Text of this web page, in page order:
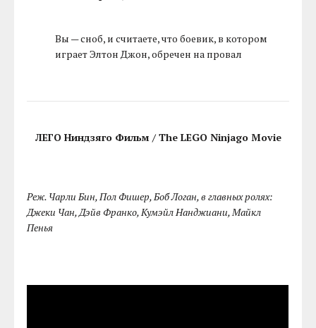
Вы — сноб, и считаете, что боевик, в котором
играет Элтон Джон, обречен на провал
ЛЕГО Ниндзяго Фильм / The LEGO Ninjago Movie
Реж. Чарли Бин, Пол Фишер, Боб Логан, в главных ролях:
Джеки Чан, Дэйв Франко, Кумэйл Нанджиани, Майкл
Пенья